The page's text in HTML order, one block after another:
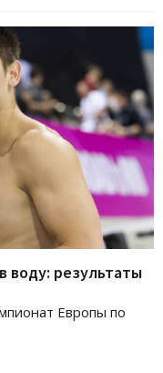
воду: результаты
Европы по